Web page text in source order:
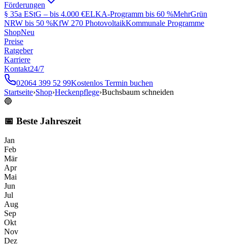
Förderungen
§ 35a EStG – bis 4.000 €ELKA-Programm bis 60 %MehrGrün
NRW bis 50 %KfW 270 PhotovoltaikKommunale Programme
ShopNeu
Preise
Ratgeber
Karriere
Kontakt24/7
02064 399 52 99Kostenlos Termin buchen
Startseite›Shop›Heckenpflege›Buchsbaum schneiden
🔵
📅 Beste Jahreszeit
Jan
Feb
Mär
Apr
Mai
Jun
Jul
Aug
Sep
Okt
Nov
Dez